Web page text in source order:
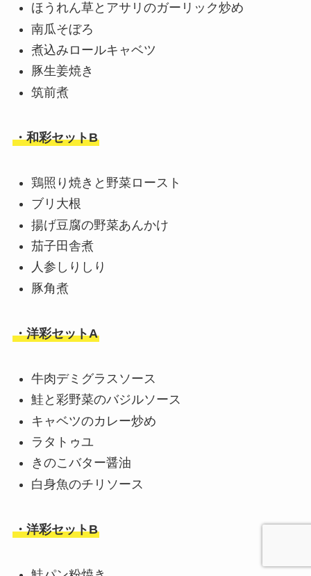
ほうれん草とアサリのガーリック炒め
南瓜そぼろ
煮込みロールキャベツ
豚生姜焼き
筑前煮
・和彩セットB
鶏照り焼きと野菜ロースト
ブリ大根
揚げ豆腐の野菜あんかけ
茄子田舎煮
人参しりしり
豚角煮
・洋彩セットA
牛肉デミグラスソース
鮭と彩野菜のバジルソース
キャベツのカレー炒め
ラタトゥユ
きのこバター醤油
白身魚のチリソース
・洋彩セットB